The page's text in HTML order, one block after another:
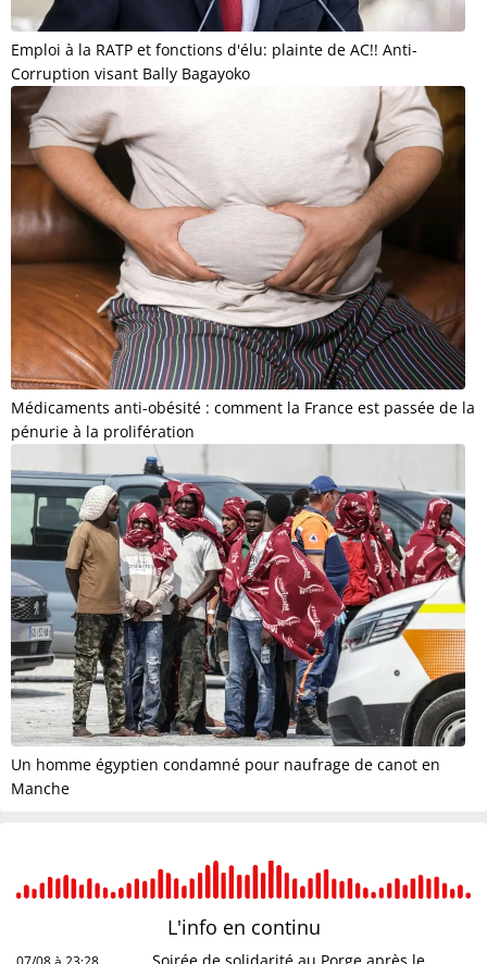
Emploi à la RATP et fonctions d'élu: plainte de AC!! Anti-
Corruption visant Bally Bagayoko
Médicaments anti-obésité : comment la France est passée de la
pénurie à la prolifération
Un homme égyptien condamné pour naufrage de canot en
Manche
L'info en continu